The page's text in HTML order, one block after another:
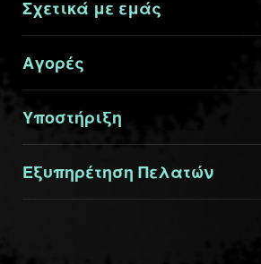
Σχετικά με εμάς
Αγορές
Υποστήριξη
Εξυπηρέτηση Πελατών